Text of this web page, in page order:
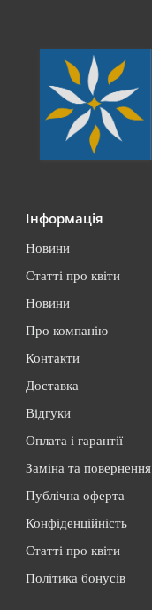
Інформація
Новини
Статті про квіти
Новини
Про компанію
Контакти
Доставка
Відгуки
Оплата і гарантії
Заміна та повернення
Публічна оферта
Конфіденційність
Статті про квіти
Політика бонусів